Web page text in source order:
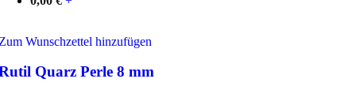
Wunschzettel hinzufügen
Quarz Perle 8 mm